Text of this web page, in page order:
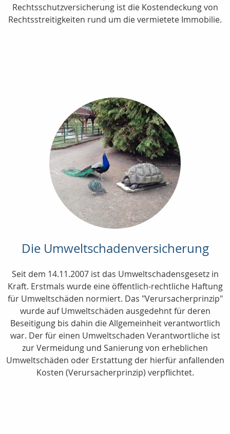
Rechtsschutzversicherung ist die Kostendeckung von
Rechtsstreitigkeiten rund um die vermietete Immobilie.
Die Umweltschadenversicherung
Seit dem 14.11.2007 ist das Umweltschadensgesetz in
Kraft. Erstmals wurde eine öffentlich-rechtliche Haftung
für Umweltschäden normiert. Das "Verursacherprinzip"
wurde auf Umweltschäden ausgedehnt für deren
Beseitigung bis dahin die Allgemeinheit verantwortlich
war. Der für einen Umweltschaden Verantwortliche ist
zur Vermeidung und Sanierung von erheblichen
Umweltschäden oder Erstattung der hierfür anfallenden
Kosten (Verursacherprinzip) verpflichtet.